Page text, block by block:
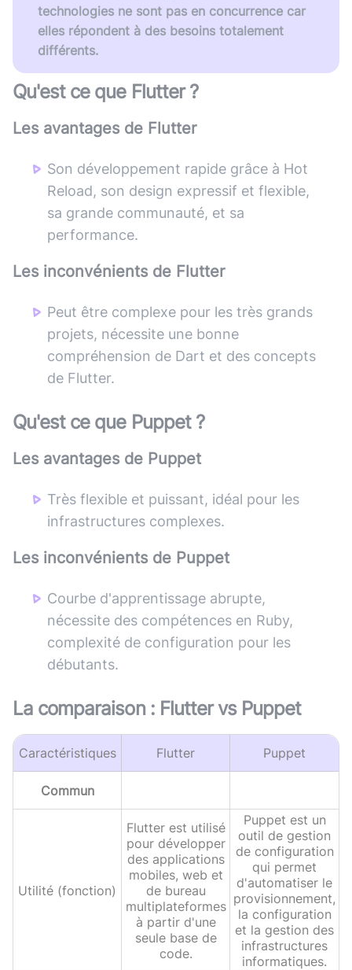
technologies ne sont pas en concurrence car
elles répondent à des besoins totalement
différents.
Qu'est ce que Flutter?
Les avantages de Flutter
Son développement rapide grâce à Hot
Reload, son design expressif et flexible,
sa grande communauté, et sa
performance.
Les inconvénients de Flutter
Peut être complexe pour les très grands
projets, nécessite une bonne
compréhension de Dart et des concepts
de Flutter.
Qu'est ce que Puppet?
Les avantages de Puppet
Très flexible et puissant, idéal pour les
infrastructures complexes.
Les inconvénients de Puppet
Courbe d'apprentissage abrupte,
nécessite des compétences en Ruby,
complexité de configuration pour les
débutants.
La comparaison : Fluttervs Puppet
Caractéristiques Flutter Puppet
Commun
Utilité (fonction)
Flutter est utilisé
pour développer
des applications
mobiles, web et
de bureau
multiplateformes
à partir d'une
seule base de
code.
Puppet est un
outil de gestion
de configuration
qui permet
d'automatiser le
provisionnement,
la configuration
et la gestion des
infrastructures
informatiques.